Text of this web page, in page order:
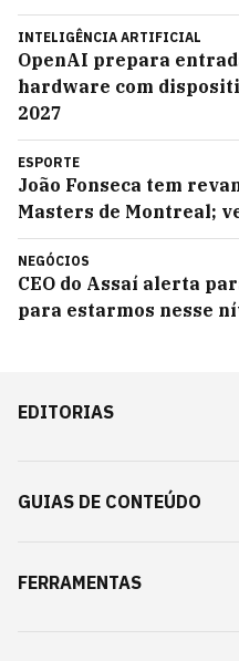
INTELIGÊNCIA ARTIFICIAL
OpenAI prepara
hardware com
2027
ESPORTE
João Fonseca tem
Masters de Montreal;
NEGÓCIOS
CEO do Assaí alerta
para estarmos nesse
EDITORIAS
GUIAS DE CONTEÚDO
FERRAMENTAS